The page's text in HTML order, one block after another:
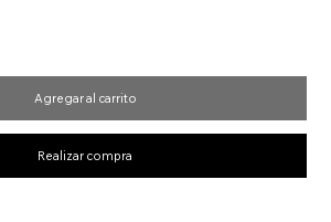
Agregar al carrito
Realizar compra